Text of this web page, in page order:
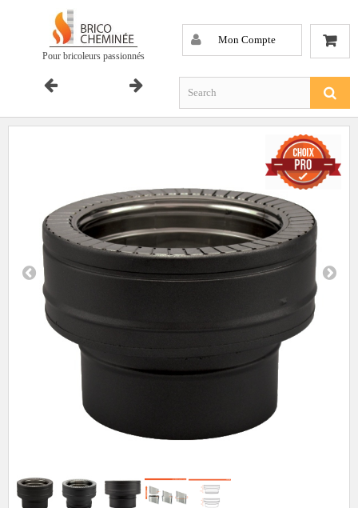
Pour bricoleurs passionnés
Mon Compte